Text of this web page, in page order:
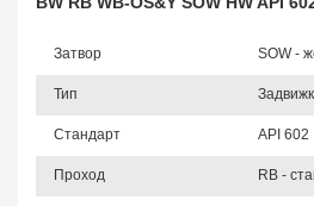
Затвор SOW -
Тип
Стандарт API 602
Проход RB -